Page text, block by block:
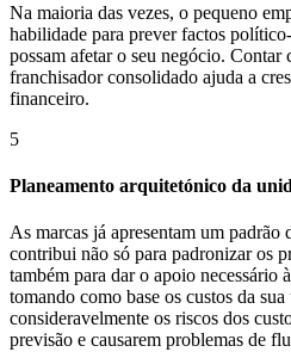
Na maioria das vezes, o pequeno
habilidade para prever factos
possam afetar o seu negócio. Contar
franchisador consolidado ajuda a
financeiro.
5
Planeamento arquitetónico da
As marcas já apresentam um
contribui não só para padronizar os
também para dar o apoio necessário
tomando como base os custos da
consideravelmente os riscos dos
previsão e causarem problemas de